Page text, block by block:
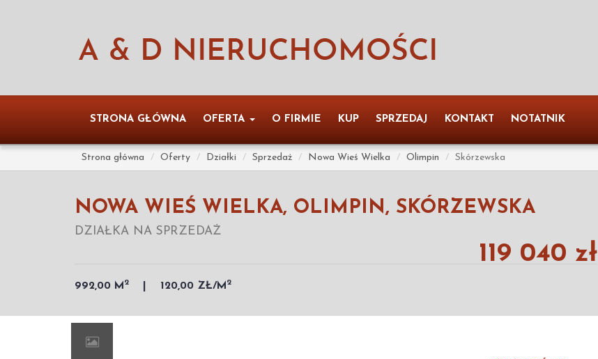
STRONA GŁÓWNA OFERTA O FIRMIE KUP SPRZEDAJ KONTAKT NOTATNIK
Strona główna Oferty Działki Sprzedaż Nowa Wieś Wielka Olimpin Skórzewska
NOWA WIEŚ WIELKA, OLIMPIN, SKÓRZEWSKA
DZIAŁKA NA SPRZEDAŻ
992,00 M 2 120,00 ZŁ/M 2
119 040 zł